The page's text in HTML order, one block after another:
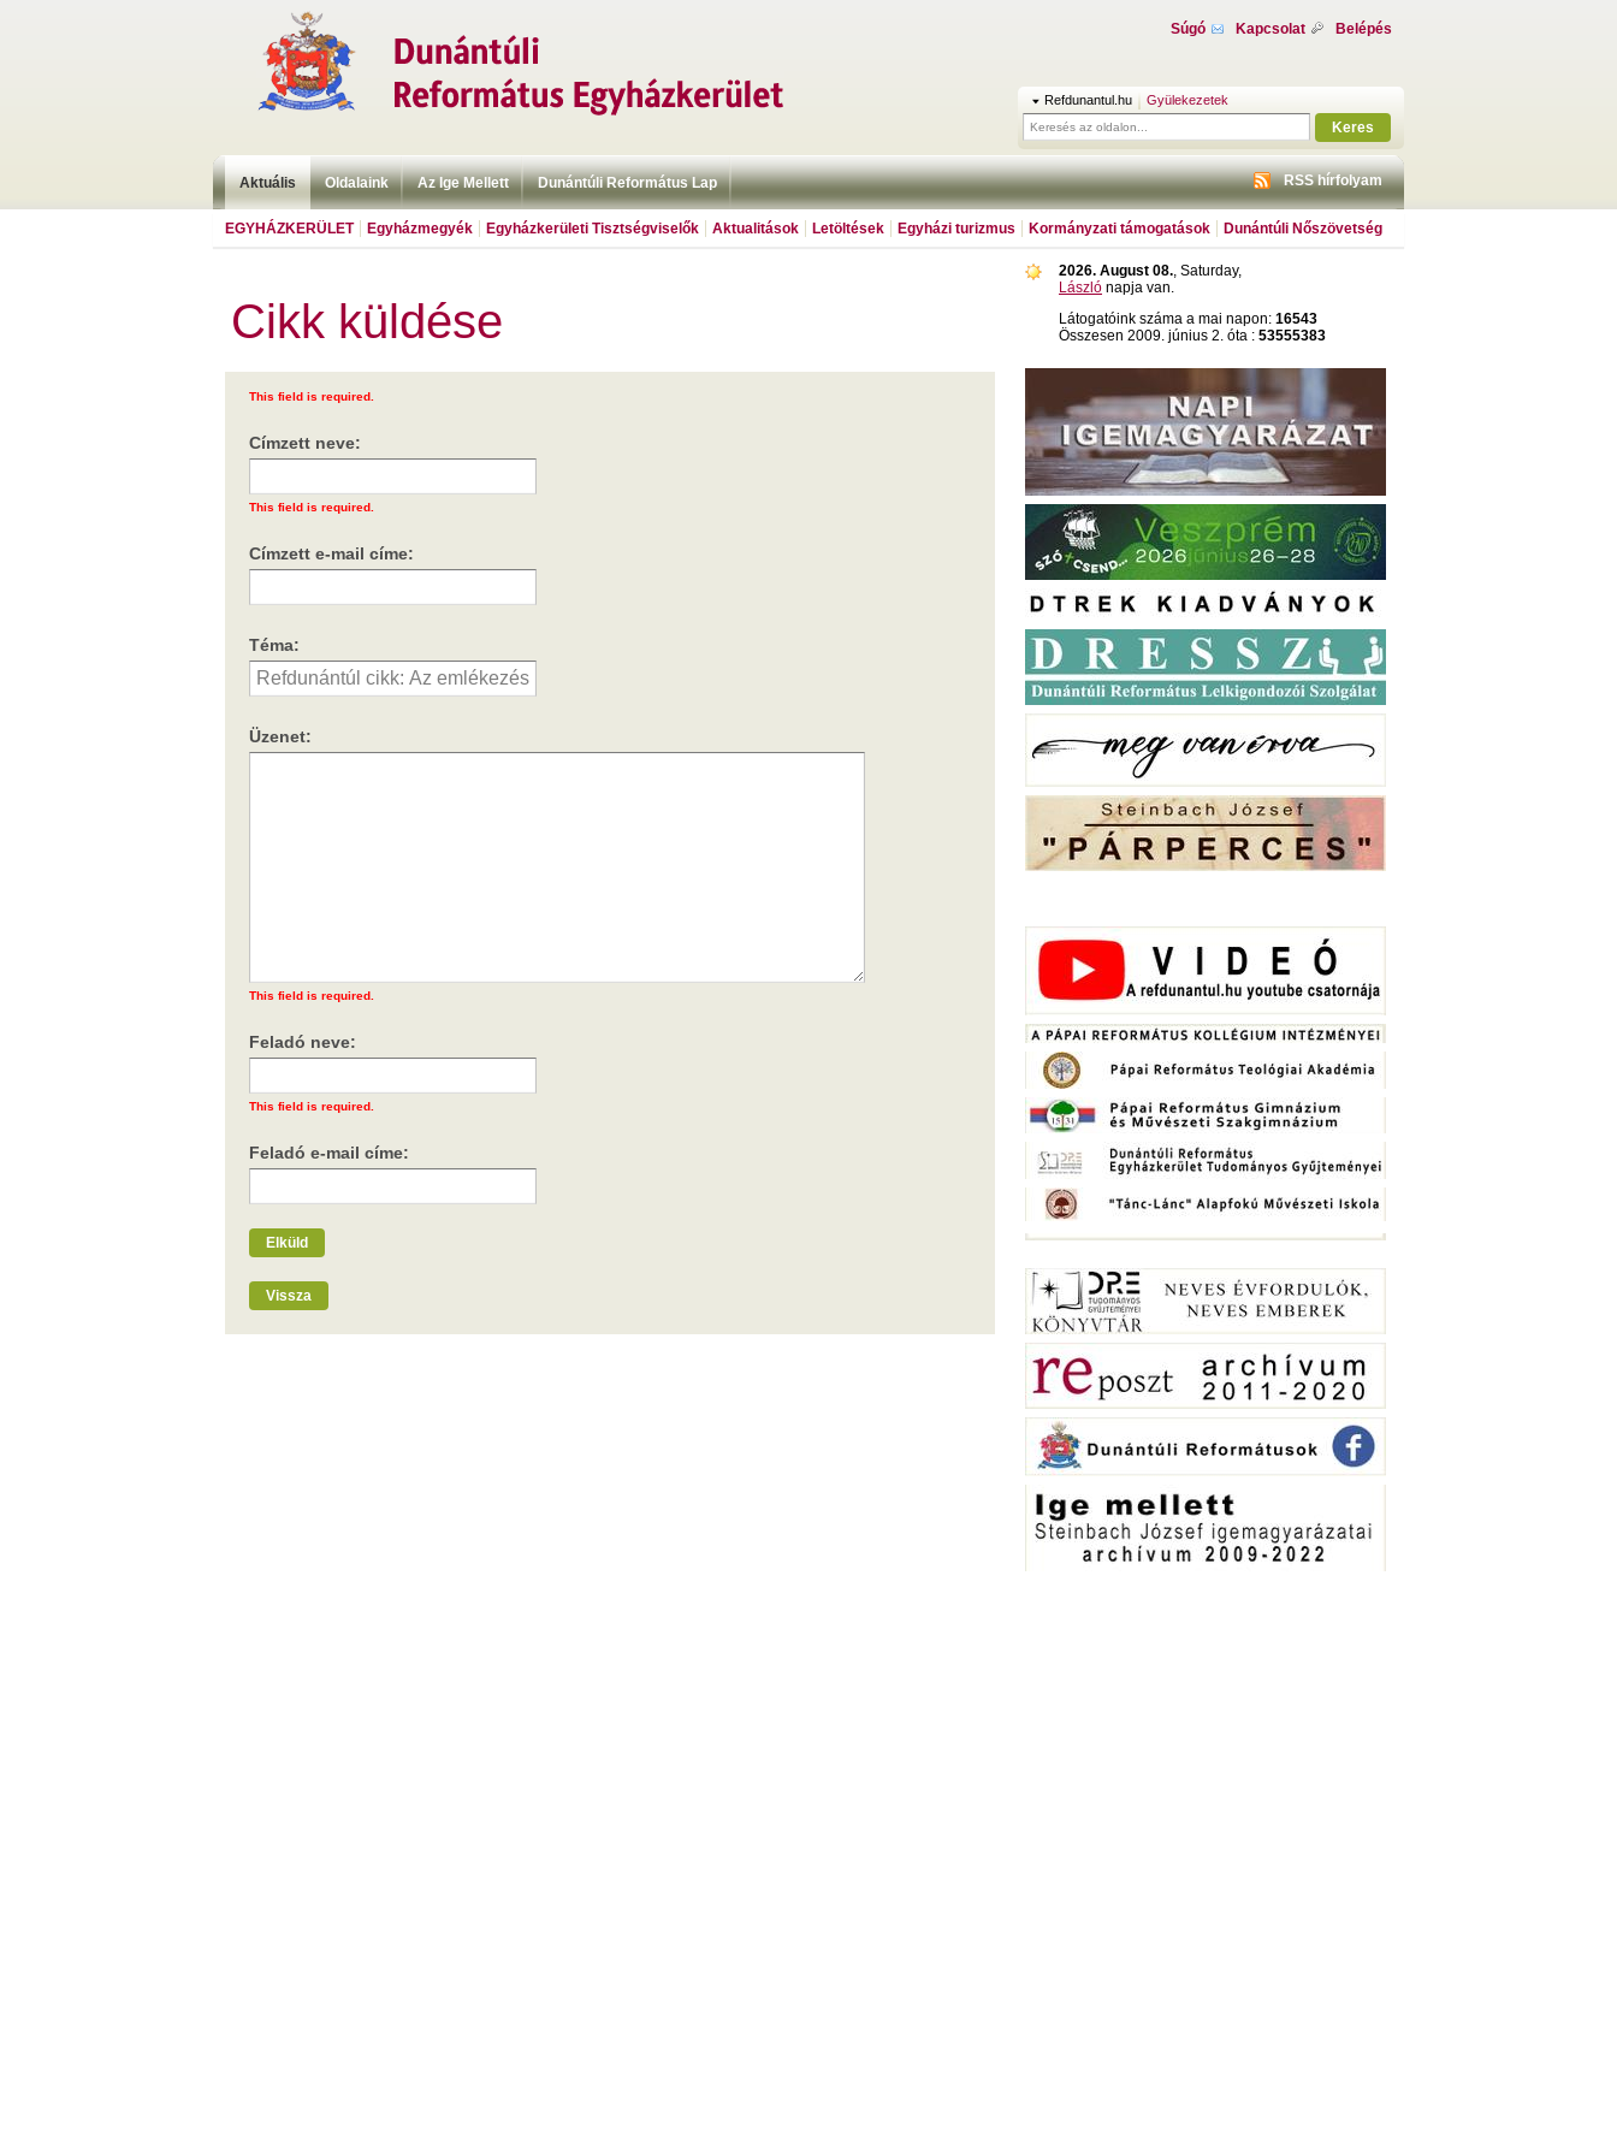
Súgó Kapcsolat Belépés
Refdunantul.hu Gyülekezetek
Keres
Aktuális Oldalaink Az Ige Mellett Dunántúli Református Lap RSS hírfolyam
EGYHÁZKERÜLET Egyházmegyék Egyházkerületi Tisztségviselők Aktualitások Letöltések Egyházi turizmus Kormányzati támogatások Dunántúli Nőszövetség
Cikk küldése
This field is required.
Címzett neve:
This field is required.
Címzett e-mail címe:
Téma:
Üzenet:
This field is required.
Feladó neve:
This field is required.
Feladó e-mail címe:
Elküld
Vissza
2026. August 08., Saturday,
László napja van.
Látogatóink száma a mai napon: 16543
Összesen 2009. június 2. óta : 53555383